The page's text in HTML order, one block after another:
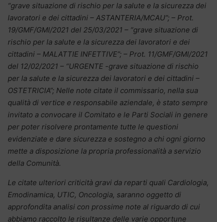
“grave situazione di rischio per la salute e la sicurezza dei
lavoratori e dei cittadini – ASTANTERIA/MCAU”; – Prot.
19/GMF/GMI/2021 del 25/03/2021 – “grave situazione di
rischio per la salute e la sicurezza dei lavoratori e dei
cittadini – MALATTIE INFETTIVE”; – Prot. 11/GMF/GMI/2021
del 12/02/2021 – “URGENTE -grave situazione di rischio
per la salute e la sicurezza dei lavoratori e dei cittadini –
OSTETRICIA”; Nelle note citate il commissario, nella sua
qualità di vertice e responsabile aziendale, è stato sempre
invitato a convocare il Comitato e le Parti Sociali in genere
per poter risolvere prontamente tutte le questioni
evidenziate e dare sicurezza e sostegno a chi ogni giorno
mette a disposizione la propria professionalità a servizio
della Comunità.
Le citate ulteriori criticità gravi da reparti quali Cardiologia,
Emodinamica, UTIC, Oncologia, saranno oggetto di
approfondita analisi con prossime note al riguardo di cui
abbiamo raccolto le risultanze delle varie opportune